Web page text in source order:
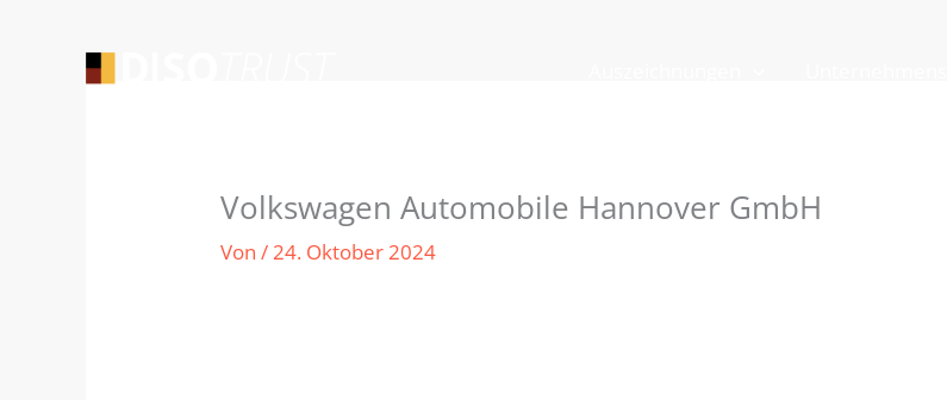
Volkswagen Automobile Hannover GmbH
Von/24. Oktober 2024